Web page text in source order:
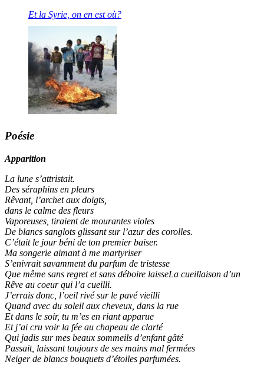
Et la Syrie, on en est où?
Poésie
Apparition
La lune s’attristait.
Des séraphins en pleurs
Rêvant, l’archet aux doigts,
dans le calme des fleurs
Vaporeuses, tiraient de mourantes violes
De blancs sanglots glissant sur l’azur des corolles.
C’était le jour béni de ton premier baiser.
Ma songerie aimant à me martyriser
S’enivrait savamment du parfum de tristesse
Que même sans regret et sans déboire laisseLa cueillaison d’un
Rêve au coeur qui l’a cueilli.
J’errais donc, l’oeil rivé sur le pavé vieilli
Quand avec du soleil aux cheveux, dans la rue
Et dans le soir, tu m’es en riant apparue
Et j’ai cru voir la fée au chapeau de clarté
Qui jadis sur mes beaux sommeils d’enfant gâté
Passait, laissant toujours de ses mains mal fermées
Neiger de blancs bouquets d’étoiles parfumées.